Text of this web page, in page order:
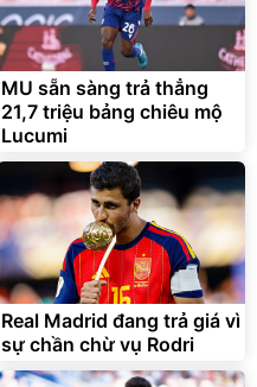
MU sẵn sàng trả thẳng
21,7 triệu bảng chiêu mộ
Lucumi
Real Madrid đang trả giá vì
sự chần chừ vụ Rodri